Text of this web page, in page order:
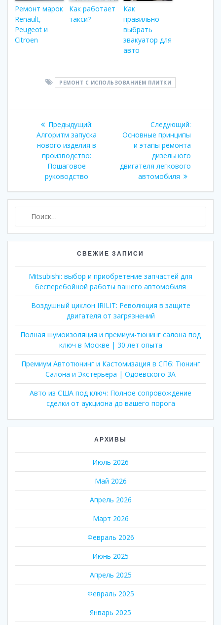
Ремонт марок
Renault,
Peugeot и
Citroen
Как работает
такси?
Как
правильно
выбрать
эвакуатор для
авто
РЕМОНТ С ИСПОЛЬЗОВАНИЕМ ПЛИТКИ
Навигация
записям
Предыдущий:
запись:
Алгоритм запуска
нового изделия в
производство:
Пошаговое
руководство
Следующий:
Основные принципы
и этапы ремонта
дизельного
двигателя легкового
автомобиля
СВЕЖИЕ ЗАПИСИ
Mitsubishi: выбор и приобретение запчастей для
бесперебойной работы вашего автомобиля
Воздушный циклон IRILIT: Революция в защите
двигателя от загрязнений
Полная шумоизоляция и премиум-тюнинг салона под
ключ в Москве | 30 лет опыта
Премиум Автотюнинг и Кастомизация в СПб: Тюнинг
Салона и Экстерьера | Одоевского 3А
Авто из США под ключ: Полное сопровождение
сделки от аукциона до вашего порога
АРХИВЫ
Июль 2026
Май 2026
Апрель 2026
Март 2026
Февраль 2026
Июнь 2025
Апрель 2025
Февраль 2025
Январь 2025